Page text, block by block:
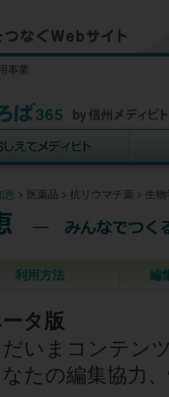
事業
恵 > 医薬品 > 抗リウマチ薬 > 生物
利用方法 編
タ版
いまコンテン
たの編集協力